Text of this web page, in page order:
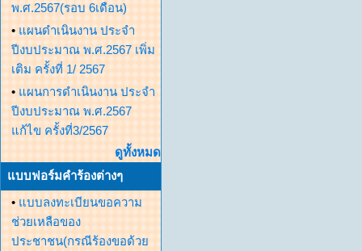
พ.ศ.2567(รอบ 6เดือน)
• แผนดำเนินงาน ประจำ
ปีงบประมาณ พ.ศ.2567 เพิ่ม
เติม ครั้งที่ 1/ 2567
• แผนการดำเนินงาน ประจำ
ปีงบประมาณ พ.ศ.2567
แก้ไข ครั้งที่3/2567
ดูทั้งหมด
แบบฟอร์มคำร้องต่างๆ
• แบบลงทะเบียนขอความ
ช่วยเหลือของ
ประชาชน(กรณีร้องขอด้วย